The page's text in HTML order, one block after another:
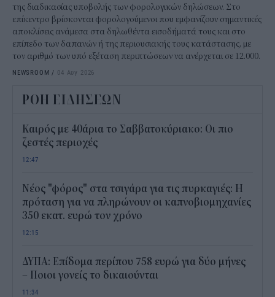
της διαδικασίας υποβολής των φορολογικών δηλώσεων. Στο
επίκεντρο βρίσκονται φορολογούμενοι που εμφανίζουν σημαντικές
αποκλίσεις ανάμεσα στα δηλωθέντα εισοδήματά τους και στο
επίπεδο των δαπανών ή της περιουσιακής τους κατάστασης, με
τον αριθμό των υπό εξέταση περιπτώσεων να ανέρχεται σε 12.000.
NEWSROOM / 04 Αυγ 2026
ΡΟΗ ΕΙΔΗΣΕΩΝ
Καιρός με 40άρια το Σαββατοκύριακο: Οι πιο
ζεστές περιοχές
12:47
Νέος "φόρος" στα τσιγάρα για τις πυρκαγιές: Η
πρόταση για να πληρώνουν οι καπνοβιομηχανίες
350 εκατ. ευρώ τον χρόνο
12:15
ΔΥΠΑ: Επίδομα περίπου 758 ευρώ για δύο μήνες
– Ποιοι γονείς το δικαιούνται
11:34